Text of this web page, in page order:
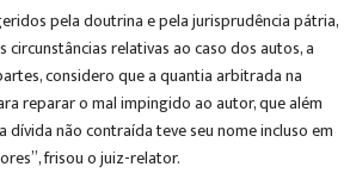
pela doutrina e pela jurisprudência pátria,
relativas ao caso dos autos, a
considero que a quantia arbitrada na
reparar o mal impingido ao autor, que além
não contraída teve seu nome incluso em
frisou o juiz-relator.